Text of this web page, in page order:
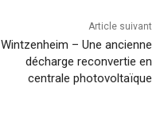
Article suivant
Wintzenheim – Une ancienne
décharge reconvertie en
centrale photovoltaïque